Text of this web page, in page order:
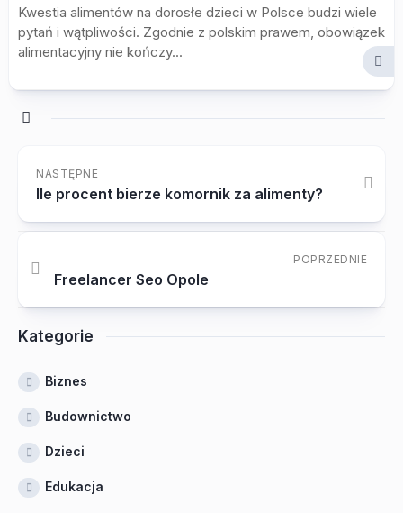
Kwestia alimentów na dorosłe dzieci w Polsce budzi wiele
pytań i wątpliwości. Zgodnie z polskim prawem, obowiązek
alimentacyjny nie kończy...
NASTĘPNE
Ile procent bierze komornik za alimenty?
POPRZEDNIE
Freelancer Seo Opole
Kategorie
Biznes
Budownictwo
Dzieci
Edukacja